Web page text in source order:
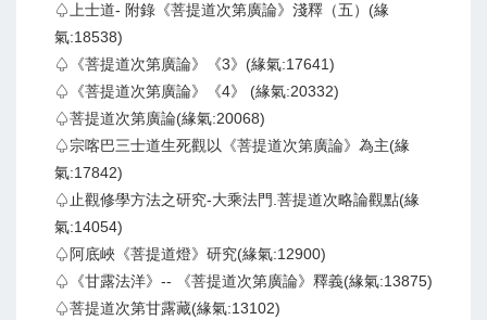
♤上士道- 附錄《菩提道次第廣論》淺釋（五）(緣
氣:18538)
♤《菩提道次第廣論》《3》(緣氣:17641)
♤《菩提道次第廣論》《4》 (緣氣:20332)
♤菩提道次第廣論(緣氣:20068)
♤宗喀巴三士道生死觀以《菩提道次第廣論》為主(緣
氣:17842)
♤止觀修學方法之研究-大乘法門.菩提道次略論觀點(緣
氣:14054)
♤阿底峽《菩提道燈》研究(緣氣:12900)
♤《甘露法洋》-- 《菩提道次第廣論》釋義(緣氣:13875)
♤菩提道次第甘露藏(緣氣:13102)